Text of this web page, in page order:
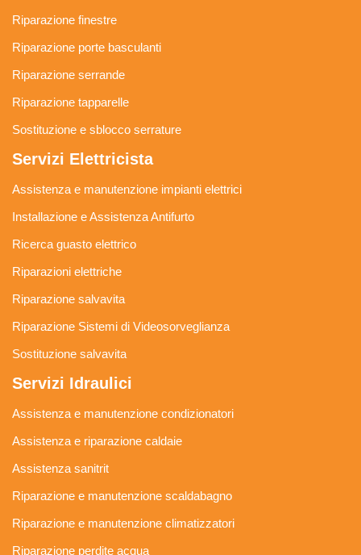
Riparazione finestre
Riparazione porte basculanti
Riparazione serrande
Riparazione tapparelle
Sostituzione e sblocco serrature
Servizi Elettricista
Assistenza e manutenzione impianti elettrici
Installazione e Assistenza Antifurto
Ricerca guasto elettrico
Riparazioni elettriche
Riparazione salvavita
Riparazione Sistemi di Videosorveglianza
Sostituzione salvavita
Servizi Idraulici
Assistenza e manutenzione condizionatori
Assistenza e riparazione caldaie
Assistenza sanitrit
Riparazione e manutenzione scaldabagno
Riparazione e manutenzione climatizzatori
Riparazione perdite acqua